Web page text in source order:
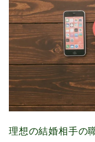
理想の結婚相手の